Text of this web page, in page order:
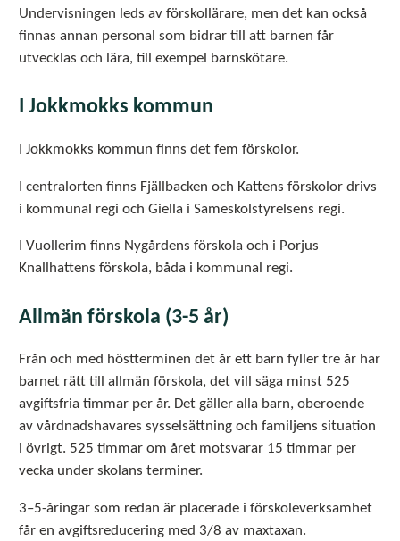
Undervisningen leds av förskollärare, men det kan också
finnas annan personal som bidrar till att barnen får
utvecklas och lära, till exempel barnskötare.
I Jokkmokks kommun
I Jokkmokks kommun finns det fem förskolor.
I centralorten finns Fjällbacken och Kattens förskolor drivs
i kommunal regi och Giella i Sameskolstyrelsens regi.
I Vuollerim finns Nygårdens förskola och i Porjus
Knallhattens förskola, båda i kommunal regi.
Allmän förskola (3-5 år)
Från och med höstterminen det år ett barn fyller tre år har
barnet rätt till allmän förskola, det vill säga minst 525
avgiftsfria timmar per år. Det gäller alla barn, oberoende
av vårdnadshavares sysselsättning och familjens situation
i övrigt. 525 timmar om året motsvarar 15 timmar per
vecka under skolans terminer.
3–5-åringar som redan är placerade i förskoleverksamhet
får en avgiftsreducering med 3/8 av maxtaxan.